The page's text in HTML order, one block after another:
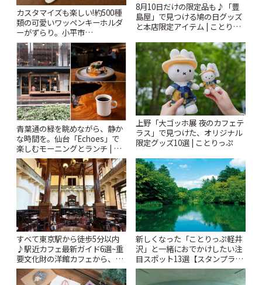
カスタマイズも楽しい!約500種
類の可愛いワッペンキーホルダ
ーがずらり。小平市
「Kimamaya T&K」 | ことりっ
ぷ
8月10日だけの限定品も♪「豊
島屋」で見つける鳩の日グッズ
と本店限定アイテム | ことりっ
青葉通の緑を眺めながら、静か
な時間を。仙台「Echoes」で
楽しむモーニングとランチ | こ
とりっぷ
上野「大ゴッホ展 夜のカフェテ
ラス」で見つけた、オリジナル
限定グッズ10選 | ことりっぷ
すべて東京駅から徒歩5分以内
♪駅近カフェ最新ガイド6選~重
要文化財の洋館カフェから、改
札すぐのレトロ喫茶まで~ | こと
りっぷ
新しくなった「ことりっぷ軽井
沢」と一緒におでかけしたい注
目スポット13選【スタンプラリ
ー開催中】 | ことりっぷ